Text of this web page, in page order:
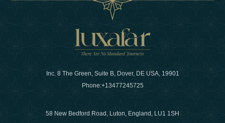
Inc. 8 The Green, Suite B, Dover, DE USA, 19901
Phone:+13477245725
58 New Bedford Road, Luton, England, LU1 1SH